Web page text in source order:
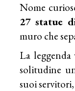
Nome
27 statue
muro che
La
solitudine
suoi servitori,